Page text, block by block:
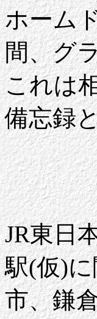
ホーム
間、グ
これは
備忘録
JR東日
駅(仮)
市、鎌